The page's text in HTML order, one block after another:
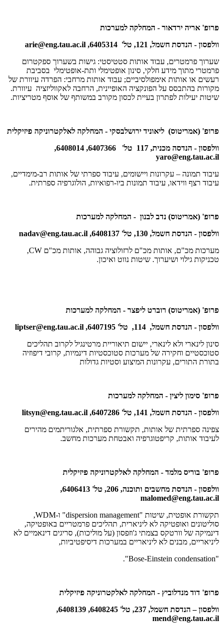
פרופ' אריה ירדאור - המחלקה למערכות
וולפסון - הנדסת חשמל, 121, טל' 6405314,
arie@eng.tau.ac.il
שערוך פרמטרים, עבוד אותות סטטיסטי: גישות בשערוך ספקטרום
פרמטרי מתוך מידע חלקי, סינון אופטימלי ותת-אופטימלי בסביבת
רעשים או אותות אימפולסיביים; עבוד אותות מרחבי: הפרדה עיוורת של
מקורות בהתבסס על הפונקציה האופיינית, הרחבה לאקווליזציה עיוורת.
שיטות יעילות לפתרון בעיית לכסון מקורב במשותף של אוסף מטריציות.
פרופ' (אמריטוס) ליאוניד ירושלבסקי - המחלקה לאלקטרוניקה פיזיקלית
וולפסון - הנדסה מכנית, 117 טל' 6407366, 6408014,
yaro@eng.tau.ac.il
עיבוד תמונה – עקרונות ויישומים, עיבוד ספרתי של אותות רב-מימדיים,
עיבוד רצף ווידאו, עיבוד תמונות ביו-רפואיות, הולוגרפיה ספרתית.
פרופ' (אמריטוס) נדב לבנון - המחלקה למערכות
וולפסון - הנדסת חשמל, 130, טל' 6408137,
nadav@eng.tau.ac.il
מערכות מכ"ם, אותות מכ"ם לרזולוציה גבוהה, אותות מכ"ם CW
,
טכניקות גילוי ושיערוך. שיטות נווט ואיכון.
פרופ' (אמריטוס) רוברט ליפצר - המחלקה למערכות
וולפסון - הנדסת חשמל, 114, טל' 6407195,
liptser@eng.tau.ac.il
סינון לינארי ולא לינארי, יישום תיאוריית מרטינגיל לקרוב תהליכים
סטוכסטיים וחקירה של מערכות סטוכסטיות דינמיות, קרובי דיפוזיה
בתורת התורים, עקרונות המיצוע וסטיות גדולות
פרופ' סימון ליצין - המחלקה למערכות
וולפסון - הנדסת חשמל, 141, טל' 6407286,
litsyn@eng.tau.ac.il
צפינה ספרתית של אותות, תקשורת ספרתית, אלגוריתמים מהירים
לעיבוד אותות, קריפטוגרפיה ואבטחת מערכות מחשב.
פרופ' בוריס מלמד - המחלקה לאלקטרוניקה פיזיקלית
וולפסון - הנדסת מחשבים ותוכנה, 206, טל' 6406413,
malomed@eng.tau.ac.il
תקשורת אופטית, שיטות "dispersion management" ו-WDM
,
סוליטונים ואופטיקה לא ליניארית, תהליכים פרמטריים באופטיקה,
דינמיקה של וורטקס בצמתי ג'וזפסון (על מוליכות), סריגים דינאמיים לא
ליניאריים, מבנים לא ליניאריים במערכות דיסיפטיביות,
"Bose-Einstein condensation"
.
פרופ' דוד מנדלוביץ - המחלקה לאלקטרוניקה פיזיקלית
וולפסון – הנדסת חשמל, 237, טל' 6408245, 6408139,
mend@eng.tau.ac.il